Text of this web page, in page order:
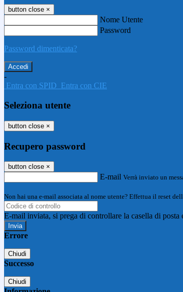
button close ×
Nome Utente
Password
Password dimenticata?
-
Entra con SPID Entra con CIE
Seleziona utente
button close ×
Recupero password
button close ×
E-mail Verrà inviato un
Non hai una e-mail associata al nome utente? Effettua il reset
E-mail inviata, si prega di controllare la casella di posta
Errore
Chiudi
Successo
Chiudi